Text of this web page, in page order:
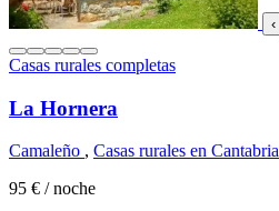
‹
Casas rurales completas
La Hornera
Camaleño , Casas rurales en Cantabria
95 € / noche